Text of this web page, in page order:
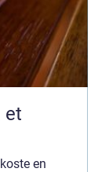
et
en